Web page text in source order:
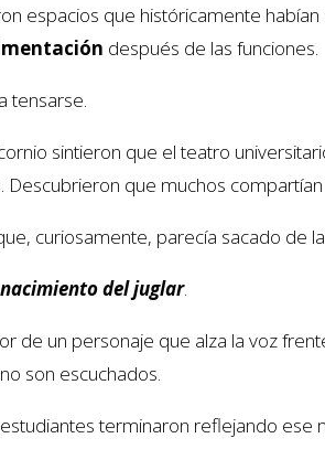
espacios que históricamente
después de las funciones.
tensarse.
sintieron que el teatro
Descubrieron que muchos
curiosamente, parecía sacado de
del juglar.
de un personaje que alza la voz
son escuchados.
terminaron reflejando ese